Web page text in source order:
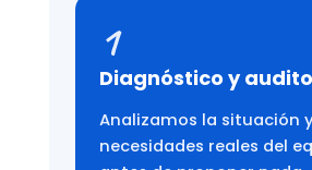
1
Diagnóstico y
Analizamos la situación
necesidades reales del